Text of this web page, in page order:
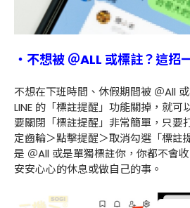
・不想被 ＠ALL 或標註？這招
不想在下班時間、休假期間被 ＠All
LINE 的「標註提醒」功能關掉，就可
要關閉「標註提醒」非常簡單，只要
定齒輪＞點擊提醒＞取消勾選「標註
是 ＠All 或是單獨標註你，你都不會
安安心心的休息或做自己的事。